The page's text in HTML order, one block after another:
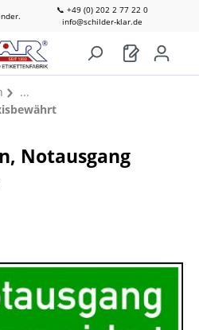
📞 +49 (0) 202 2 77 22 0
info@schilder-klar.de
Notausgang